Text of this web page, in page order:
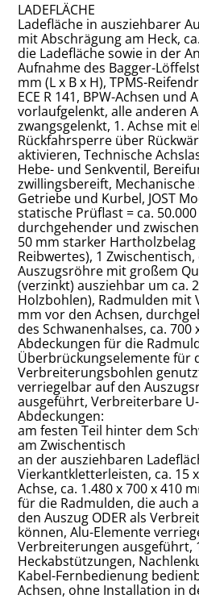
LADEFLÄCHE
Ladefläche in ausziehbarer
mit Abschrägung am Heck,
die Ladefläche sowie in der
Aufnahme des Bagger-
mm (L x B x H), TPMS-
ECE R 141, BPW-Achsen und
vorlaufgelenkt, alle anderen
zwangsgelenkt, 1. Achse mit
Rückfahrsperre über
aktivieren, Technische
Hebe- und Senkventil,
zwillingsbereift,
Getriebe und Kurbel, JOST
statische Prüflast = ca.
durchgehender und
50 mm starker
Reibwertes), 1
Auszugsröhre mit großem
(verzinkt) ausziehbar um ca.
Holzbohlen), Radmulden mit
mm vor den Achsen,
des Schwanenhalses, ca. 700
Abdeckungen für die
Überbrückungselemente für
Verbreiterungsbohlen
verriegelbar auf den
ausgeführt, Verbreiterbare
Abdeckungen:
am festen Teil hinter dem
am Zwischentisch
an der ausziehbaren
Vierkantkletterleisten, ca. 15
Achse, ca. 1.480 x 700 x 410
für die Radmulden, die auch
den Auszug ODER als
können, Alu-Elemente
Verbreiterungen ausgeführt,
Heckabstützungen,
Kabel-Fernbedienung
Achsen, ohne Installation in